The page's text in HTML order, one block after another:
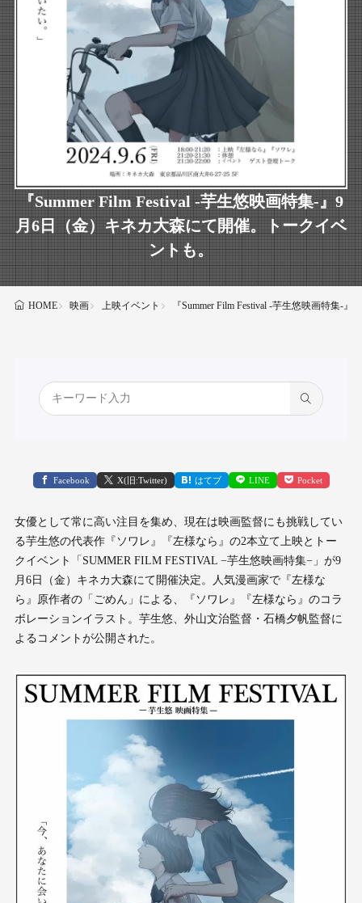
『Summer Film Festival -芋⽣悠映画特集-』9
月6日（金）キネカ大森にて開催。トークイベ
ントも。
HOME 映画 上映イベント 『Summer Film Festival -芋⽣悠映画特集-
Facebook X(旧:Twitter) はてブ LINE Pocket
⼥優として常に⾼い注⽬を集め、現在は映画監督にも挑戦してい
る芋⽣悠の代表作『ソワレ』『左様なら』の2本⽴て上映とトー
クイベント「SUMMER FILM FESTIVAL −芋⽣悠映画特集−」が9
⽉6⽇（⾦）キネカ⼤森にて開催決定。⼈気漫画家で『左様な
ら』原作者の「ごめん」による、『ソワレ』『左様なら』のコラ
ボレーションイラスト。芋生悠、外山文治監督・石橋夕帆監督に
よるコメントが公開された。